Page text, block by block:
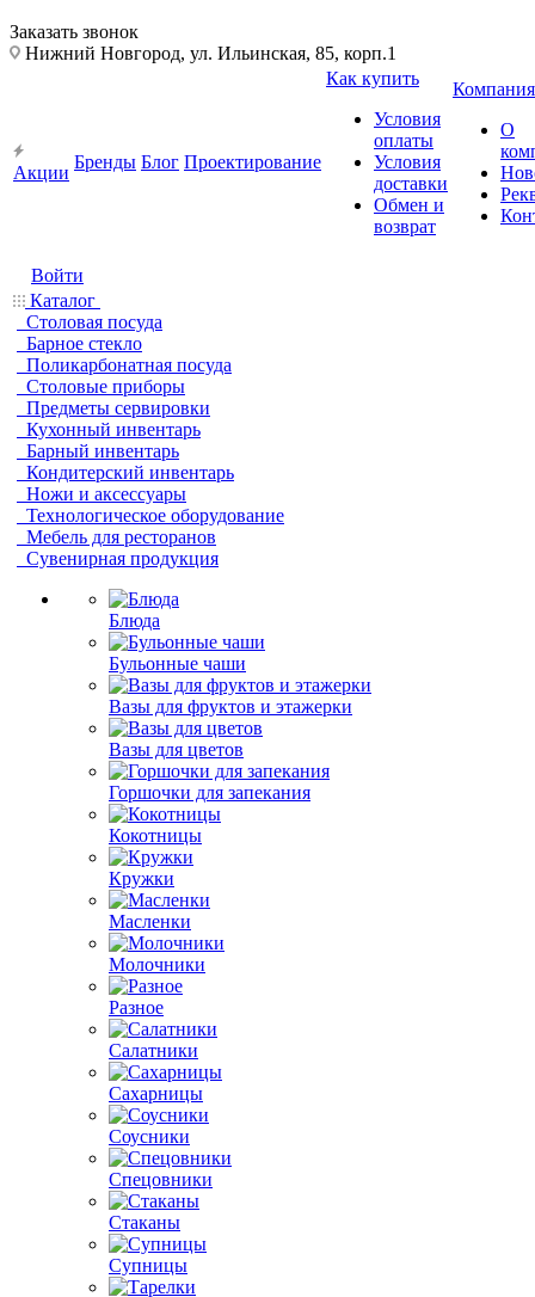
Заказать звонок
Нижний Новгород, ул. Ильинская, 85, корп.1
Акции
Бренды Блог Проектирование
Как купить
Условия
оплаты
Условия
доставки
Обмен и
возврат
Компания
О
Войти
Каталог
Столовая посуда
Барное стекло
Поликарбонатная посуда
Столовые приборы
Предметы сервировки
Кухонный инвентарь
Барный инвентарь
Кондитерский инвентарь
Ножи и аксессуары
Технологическое оборудование
Мебель для ресторанов
Сувенирная продукция
Блюда
Бульонные чаши
Вазы для фруктов и этажерки
Вазы для цветов
Горшочки для запекания
Кокотницы
Кружки
Масленки
Молочники
Разное
Салатники
Сахарницы
Соусники
Спецовники
Стаканы
Супницы